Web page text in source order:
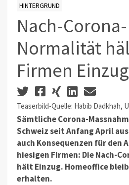
HINTERGRUND
Nach-Corona-
Normalität
Firmen Einzug
Teaserbild-Quelle: Habib Dadkhah,
Sämtliche Corona-
Schweiz seit Anfang April
auch Konsequenzen für den
hiesigen Firmen: Die Nach-
hält Einzug. Homeoffice
erhalten.